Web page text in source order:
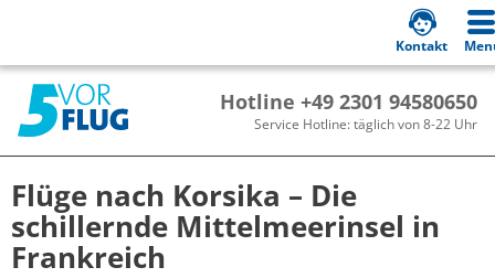
Hotline +49 2301 94580650
Service Hotline: täglich von 8-22 Uhr
Kontakt
Flüge nach Korsika – Die
schillernde Mittelmeerinsel in
Frankreich